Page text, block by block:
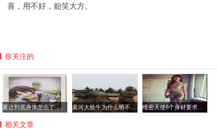
喜，用不好，贻笑大方。
你关注的
夏达到底身体怎么了，夏达在日本有多红？ 黄河大铁牛为什么晒不烫，八只黄河铁牛另四个在哪里？ 维密天使8个身材要求是哪8个，维密天使平均体重多少斤？
相关文章